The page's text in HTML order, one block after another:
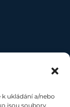
ukládání a/nebo
jsou soubory